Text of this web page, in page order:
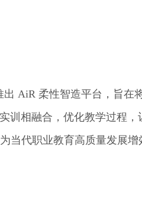
出 AiR 柔性智造平台，旨在
训相融合，优化教学过程，
当代职业教育高质量发展增